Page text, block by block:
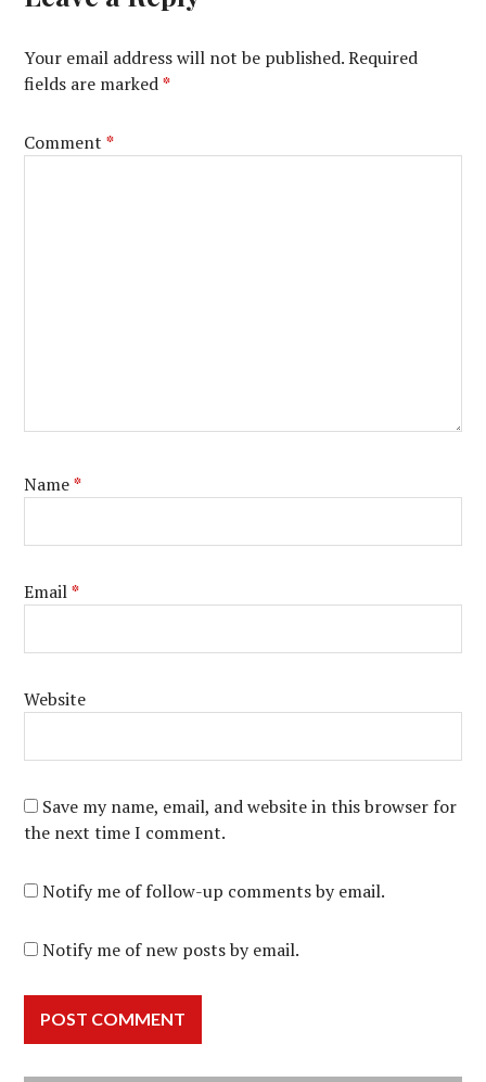
Your email address will not be published. Required
fields are marked*
Comment*
Name*
Email*
Website
Save my name, email, and website in this browser for
the next time I comment.
Notify me of follow-up comments by email.
Notify me of new posts by email.